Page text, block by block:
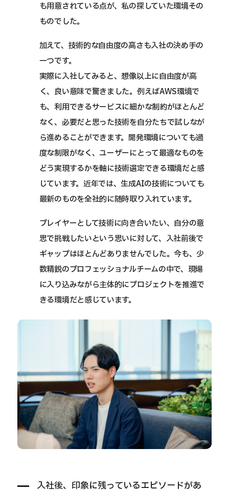
も用意されている点が、私の探していた環境その
ものでした。
加えて、技術的な自由度の高さも入社の決め手の
一つです。
実際に入社してみると、想像以上に自由度が高
く、良い意味で驚きました。例えばAWS環境で
も、利用できるサービスに細かな制約がほとんど
なく、必要だと思った技術を自分たちで試しなが
ら進めることができます。開発環境についても過
度な制限がなく、ユーザーにとって最適なものを
どう実現するかを軸に技術選定できる環境だと感
じています。近年では、生成AIの技術についても
最新のものを全社的に随時取り入れています。
プレイヤーとして技術に向き合いたい、自分の意
思で挑戦したいという思いに対して、入社前後で
ギャップはほとんどありませんでした。今も、少
数精鋭のプロフェッショナルチームの中で、現場
に入り込みながら主体的にプロジェクトを推進で
きる環境だと感じています。
入社後、印象に残っているエピソードがあ